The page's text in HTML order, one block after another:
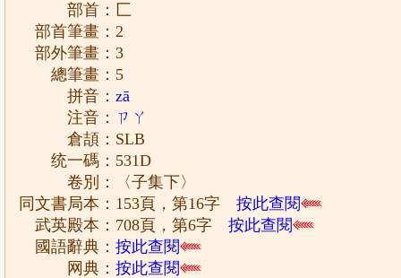
部首：匚
部首筆畫：2
部外筆畫：3
總筆畫：5
拼音：zā
注音： ㄗㄚ
倉頡：SLB
统一碼：531D
卷別：〈子集下〉
同文書局本：153頁，第16字按此查閱
武英殿本：708頁，第6字按此查閱
國語辭典：按此查閱
网典：按此查閱